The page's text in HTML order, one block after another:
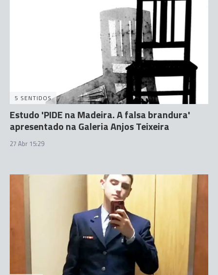
5 SENTIDOS
Estudo 'PIDE na Madeira. A falsa brandura'
apresentado na Galeria Anjos Teixeira
27 Abr 15:29